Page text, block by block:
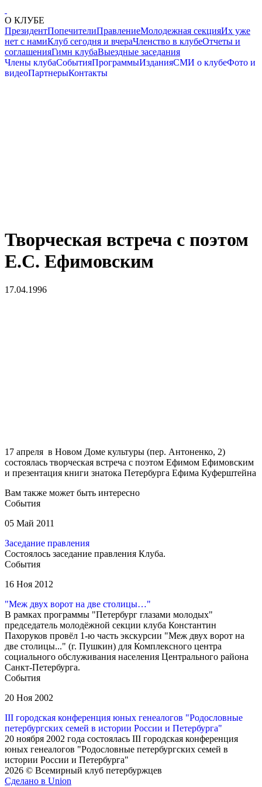
О КЛУБЕ
ПрезидентПопечителиПравлениеМолодежная секцияИх уже
нет с намиКлуб сегодня и вчераЧленство в клубеОтчеты и
соглашенияГимн клубаВыездные заседания
Члены клубаСобытияПрограммыИзданияСМИ о клубеФото и
видеоПартнерыКонтакты
Творческая встреча с поэтом
Е.С. Ефимовским
17.04.1996
17 апреля в Новом Доме культуры (пер. Антоненко, 2)
состоялась творческая встреча с поэтом Ефимом Ефимовским
и презентация книги знатока Петербурга Ефима Куферштейна
Вам также может быть интересно
События
05 Май 2011
Заседание правления
Состоялось заседание правления Клуба.
События
16 Ноя 2012
"Меж двух ворот на две столицы…"
В рамках программы "Петербург глазами молодых"
председатель молодёжной секции клуба Константин
Пахоруков провёл 1-ю часть экскурсии "Меж двух ворот на
две столицы..." (г. Пушкин) для Комплексного центра
социального обслуживания населения Центрального района
Санкт-Петербурга.
События
20 Ноя 2002
III городская конференция юных генеалогов "Родословные
петербургских семей в истории России и Петербурга"
20 ноября 2002 года состоялась III городская конференция
юных генеалогов "Родословные петербургских семей в
истории России и Петербурга"
2026 © Всемирный клуб петербуржцев
Сделано в Union